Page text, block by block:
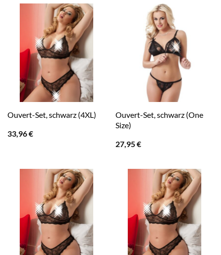
Ouvert-Set, schwarz (4XL)
33,96€
Ouvert-Set, schwarz (One
Size)
27,95€